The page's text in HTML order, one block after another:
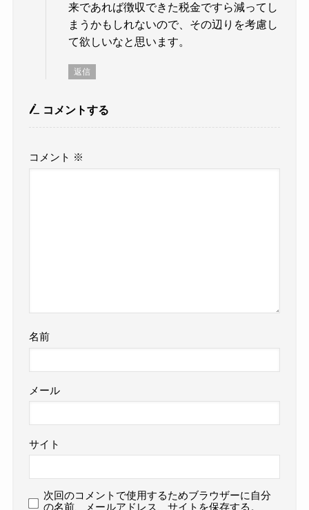
来であれば徴収できた税金ですら減ってし
まうかもしれないので、その辺りを考慮し
て欲しいなと思います。
返信
コメントする
コメント ※
名前
メール
サイト
次回のコメントで使用するためブラウザーに自分
の名前、メールアドレス、サイトを保存する。